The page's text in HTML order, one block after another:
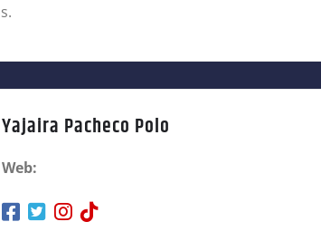
Yajaira Pacheco Polo
Web: